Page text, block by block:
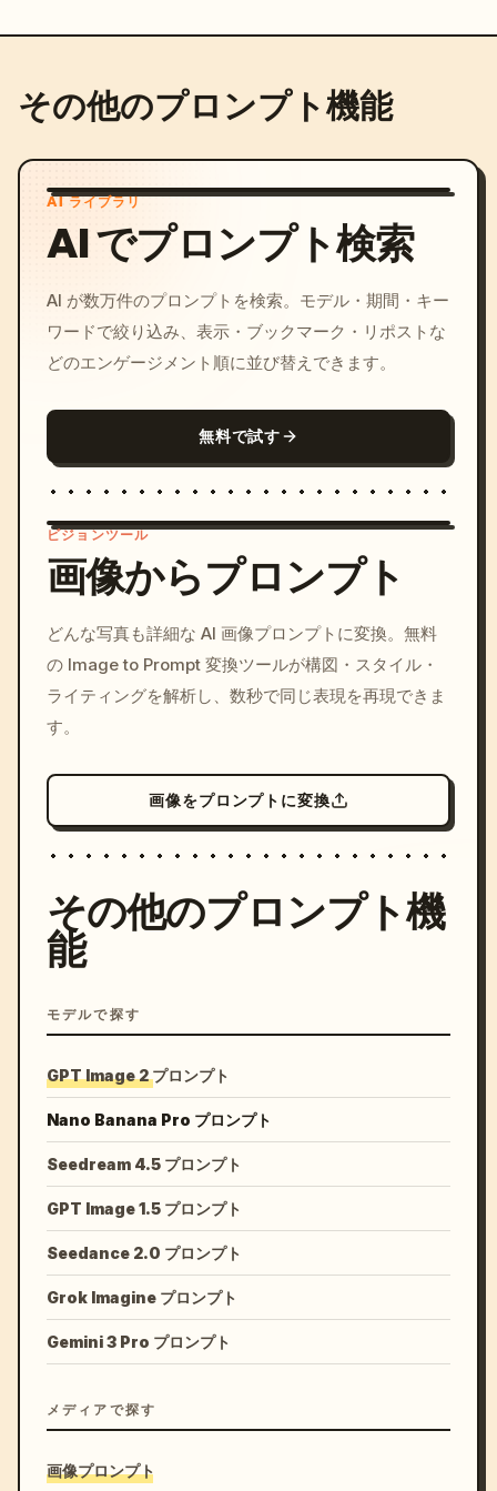
その他のプロンプト機能
AI ライブラリ
AI でプロンプト検索
AI が数万件のプロンプトを検索。モデル・期間・キー
ワードで絞り込み、表示・ブックマーク・リポストな
どのエンゲージメント順に並び替えできます。
無料で試す
c, cyberpunk sunset, neon
colors, 8k --v 6.0
ビジョンツール
画像からプロンプト
どんな写真も詳細な AI 画像プロンプトに変換。無料
の Image to Prompt 変換ツールが構図・スタイル・
ライティングを解析し、数秒で同じ表現を再現できま
す。
画像をプロンプトに変換
その他のプロンプト機
能
モデルで探す
GPT Image 2 プロンプト
Nano Banana Pro プロンプト
Seedream 4.5 プロンプト
GPT Image 1.5 プロンプト
Seedance 2.0 プロンプト
Grok Imagine プロンプト
Gemini 3 Pro プロンプト
メディアで探す
画像プロンプト